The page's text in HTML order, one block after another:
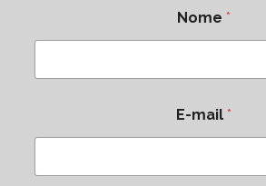
Nome *
E-mail *